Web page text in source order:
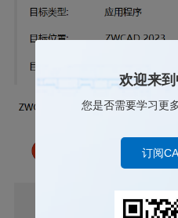
欢迎来
您是否需要学习更
订阅